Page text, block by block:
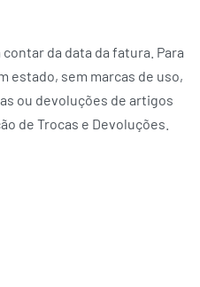
da data da fatura. Para
estado, sem marcas de uso,
ou devoluções de artigos
de Trocas e Devoluções.